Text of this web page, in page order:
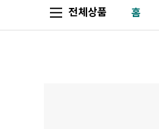
전체상품 홈